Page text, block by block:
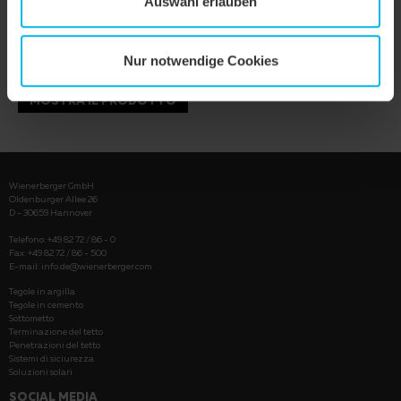
Nur notwendige Cookies
MOSTRA IL PRODOTTO
Wienerberger GmbH
Oldenburger Allee 26
D - 30659 Hannover
Telefono: +49 82 72 / 86 - 0
Fax: +49 82 72 / 86 - 500
E-mail: info.de@wienerberger.com
Tegole in argilla
Tegole in cemento
Sottometto
Terminazione del tetto
Penetrazioni del tetto
Sistemi di siciurezza
Soluzioni solari
SOCIAL MEDIA